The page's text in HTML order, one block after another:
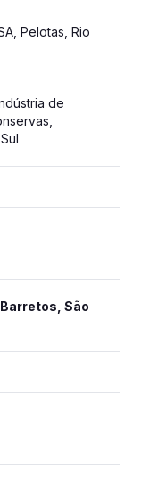
Pelotas, Rio
de
São